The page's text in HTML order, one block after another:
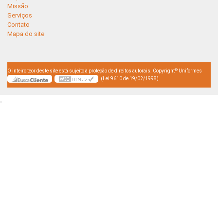
Missão
Serviços
Contato
Mapa do site
O inteiro teor deste site está sujeito à proteção de direitos autorais. Copyright© Uniformes
(Lei 9610 de 19/02/1998)